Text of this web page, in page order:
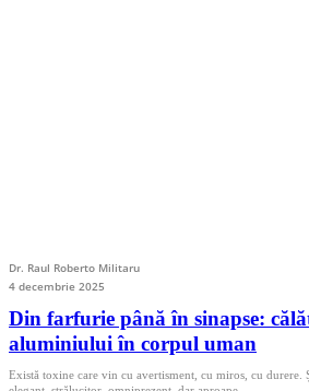
Dr. Raul Roberto Militaru
4 decembrie 2025
Din farfurie până în sinapse:
aluminiului în corpul uman
Există toxine care vin cu avertisment, cu miros, cu durere.